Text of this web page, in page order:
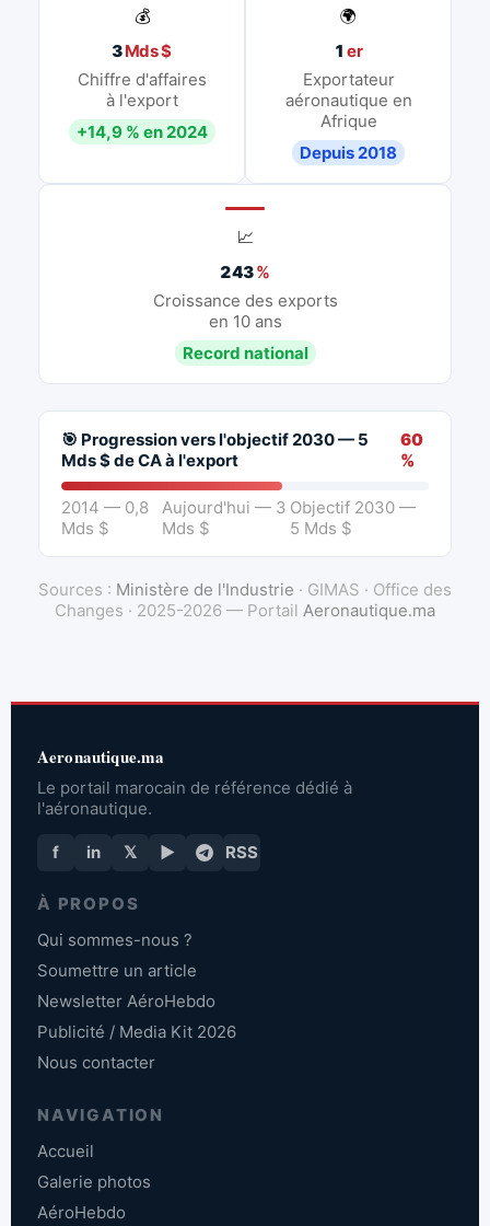
💰
3Mds $
Chiffre d'affaires
à l'export
+14,9 % en 2024
🌍
1 er
Exportateur
aéronautique en
Afrique
Depuis 2018
📈
243%
Croissance des exports
en 10 ans
Record national
🎯 Progression vers l'objectif 2030 — 5
Mds $ de CA à l'export
60
%
2014 — 0,8
Mds $
Aujourd'hui — 3
Mds $
Objectif 2030 —
5 Mds $
Sources : Ministère de l'Industrie · GIMAS · Office des
Changes · 2025-2026 — Portail Aeronautique.ma
Aeronautique.ma
Le portail marocain de référence dédié à
l'aéronautique.
f in 𝕏 ▶ RSS
À PROPOS
Qui sommes-nous ?
Soumettre un article
Newsletter AéroHebdo
Publicité / Media Kit 2026
Nous contacter
NAVIGATION
Accueil
Galerie photos
AéroHebdo